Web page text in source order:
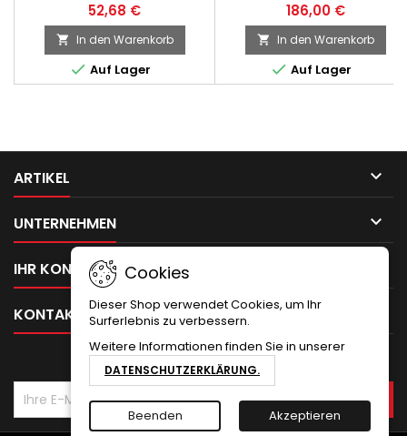
52,68 €
 In den Warenkorb
 Auf Lager
186,00 €
 In den Warenkorb
 Auf Lager
ARTIKEL 
UNTERNEHMEN 
IHR KONTO
KONTAKT
Cookies
Dieser Shop verwendet Cookies, um Ihr
Surferlebnis zu verbessern.
Weitere Informationen finden Sie in unserer
DATENSCHUTZERKLÄRUNG.
Beenden Akzeptieren
NEWSLETTER